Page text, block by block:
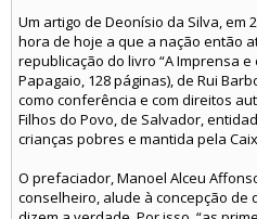
Um artigo de Deonísio da Silva, em
hora de hoje a que a nação então
republicação do livro “A Imprensa
Papagaio, 128 páginas), de Rui
como conferência e com direitos
Filhos do Povo, de Salvador,
crianças pobres e mantida pela
O prefaciador, Manoel Alceu
conselheiro, alude à concepção de